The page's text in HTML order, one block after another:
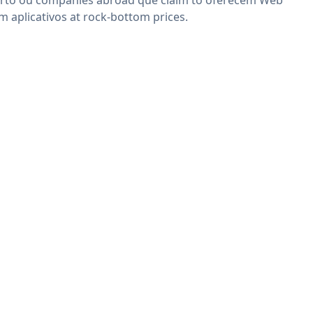
aplicativos at rock-bottom prices.